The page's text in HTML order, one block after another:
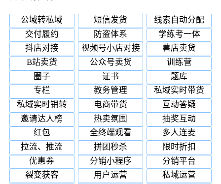
公域转私域 短信发货
线索自动分配
交付履约
防盗体系
学练考一体
抖店对接
视频号小店对接
薯店卖货
B站卖货
公众号卖货
训练营
圈子
证书
题库
专栏
教务管理
私域实时带货
私域实时销转
电商带货
互动答疑
邀请达人榜
热卖氛围
抽奖互动
红包
全终端观看
多人连麦
拉流、推流
拼团秒杀
限时折扣
优惠券
分销小程序
分销平台
裂变获客
用户运营
私域运营